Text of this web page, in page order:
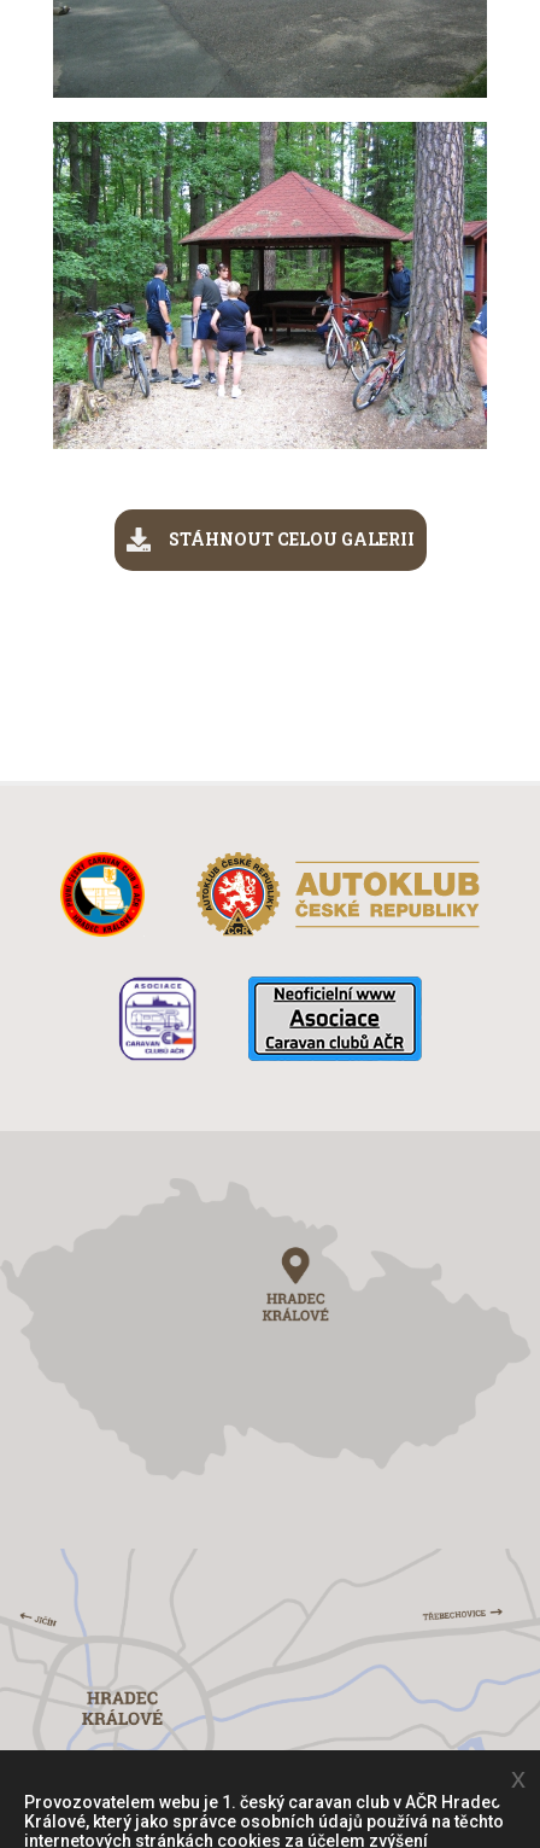
STÁHNOUT CELOU GALERII
Provozovatelem webu je 1. český caravan club v AČR Hradec
Králové, který jako správce osobních údajů používá na těchto
internetových stránkách cookies za účelem zvýšení
x